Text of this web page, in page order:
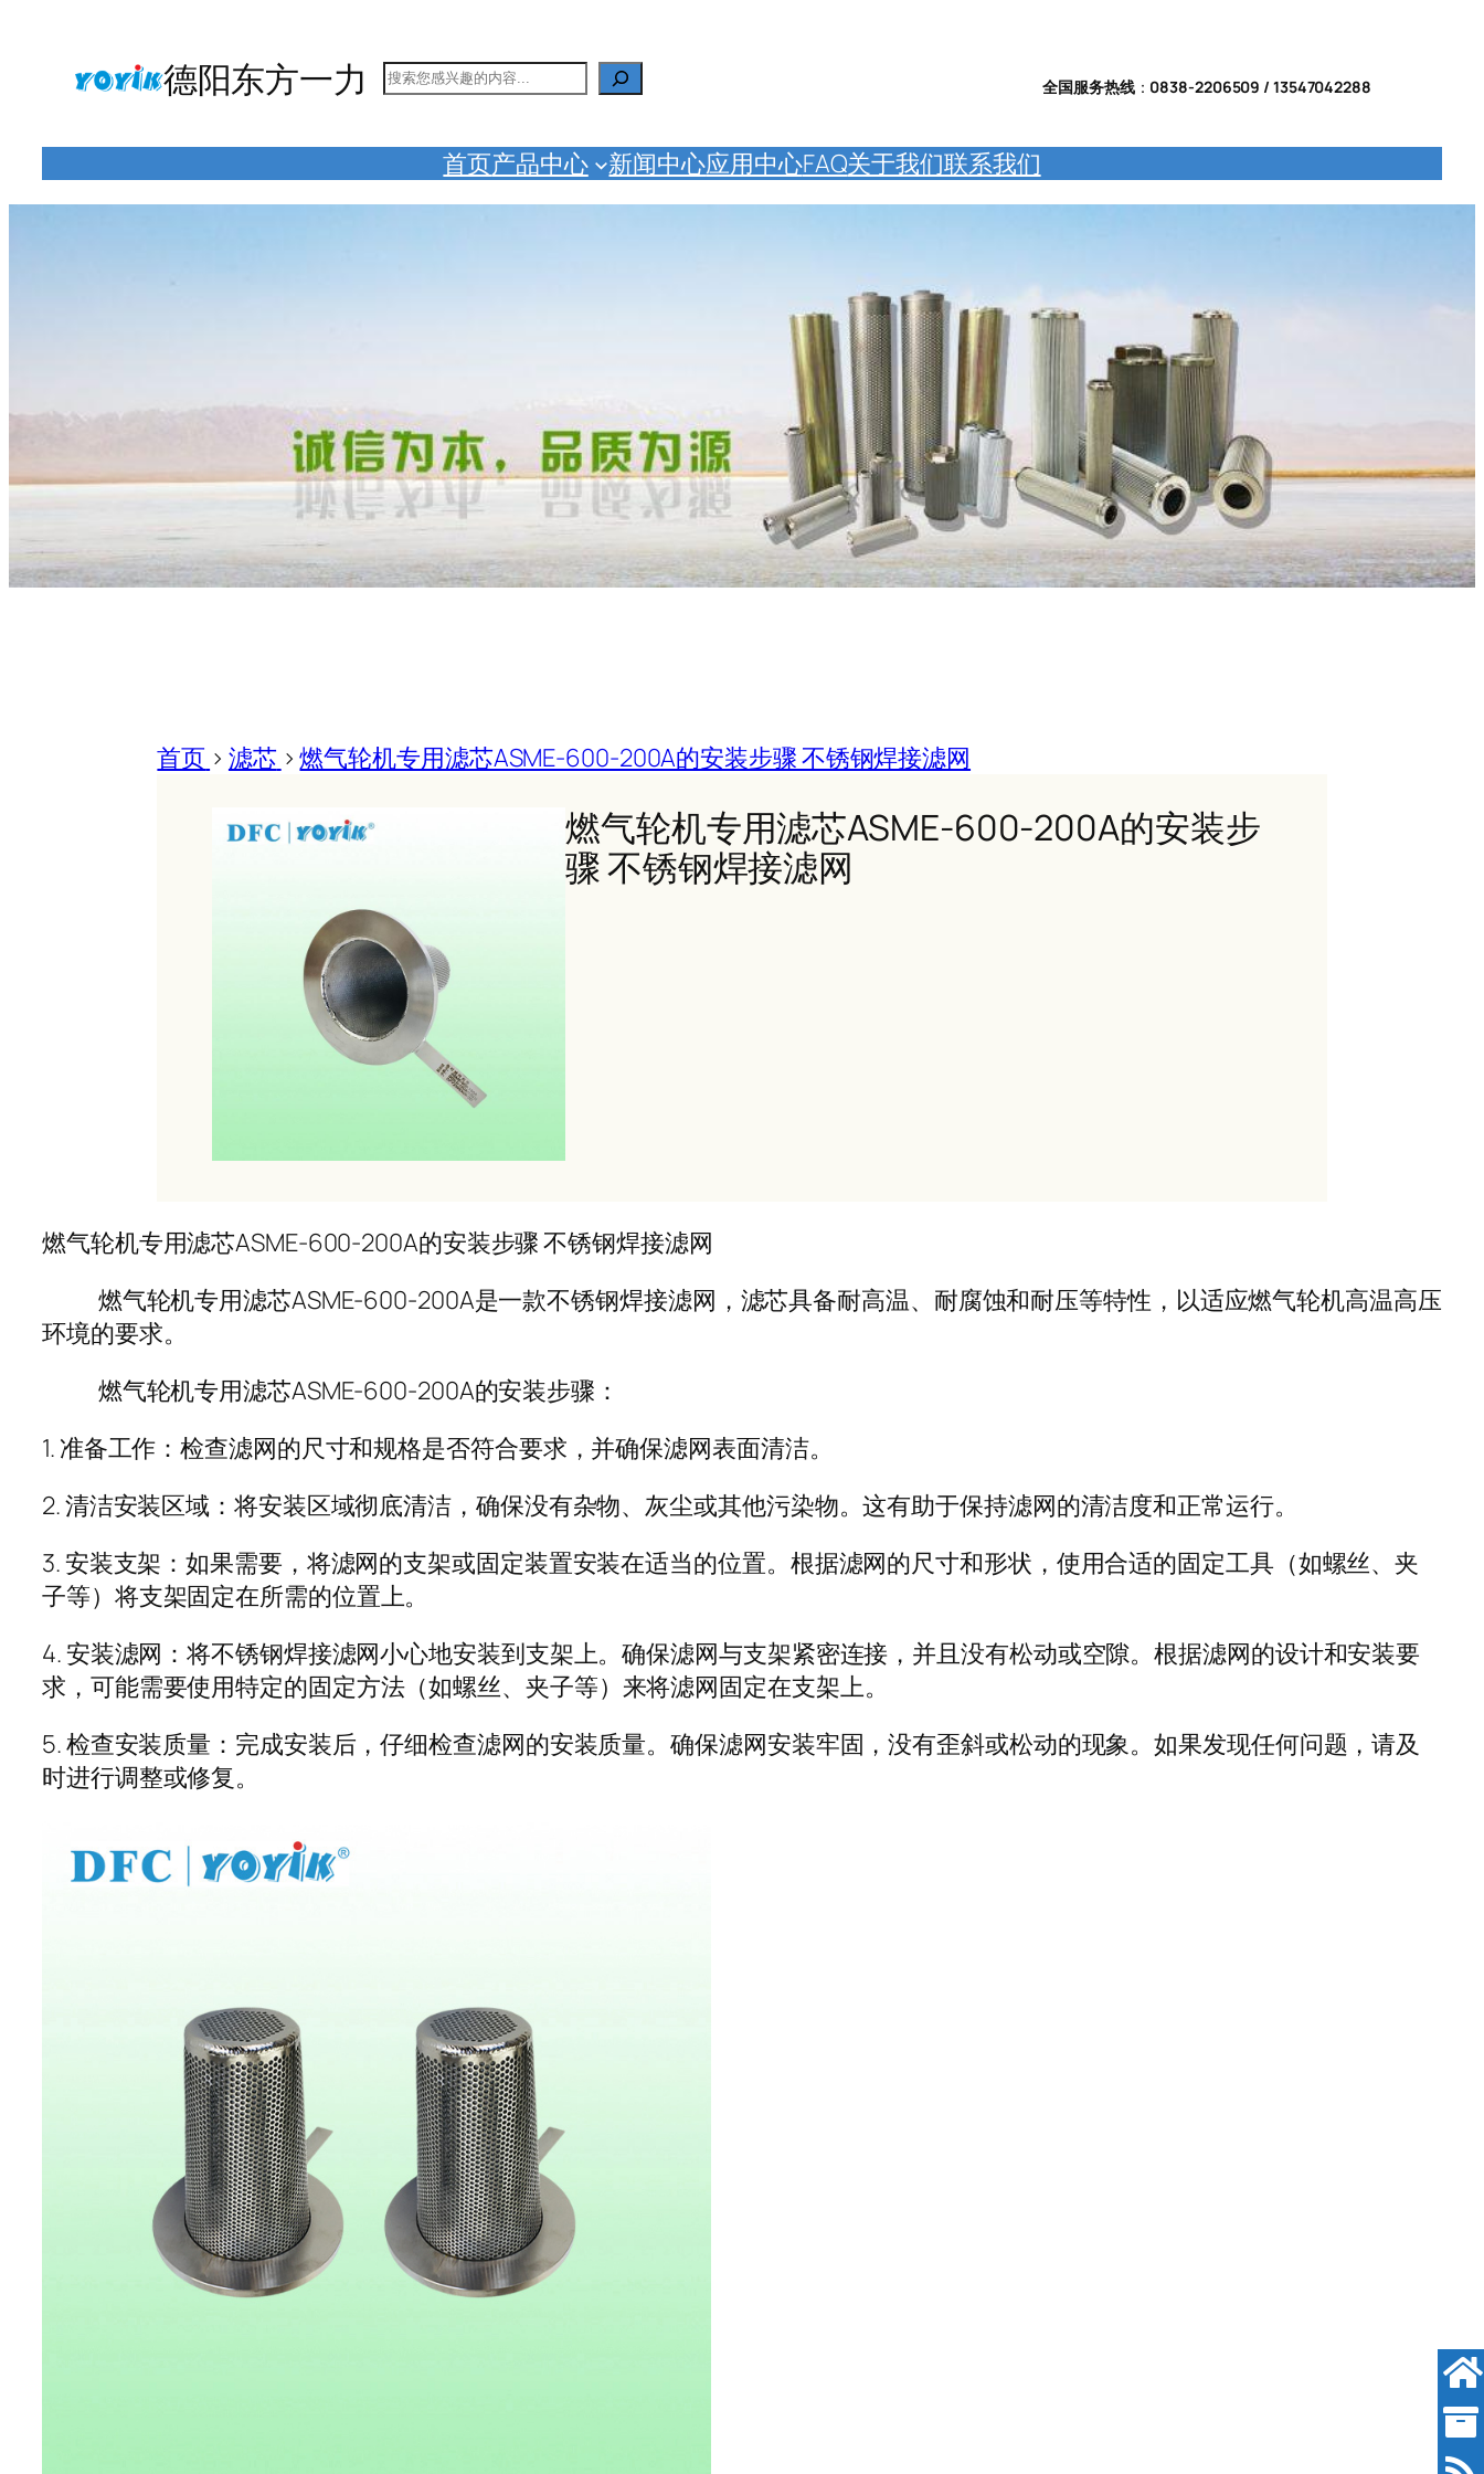
德阳东方一力
搜
全国服务热线： 0838-2206509 / 13547042288
首页产品中心 新闻中心应用中心FAQ关于我们联系我们
首页 > 滤芯 >燃气轮机专用滤芯ASME-600-200A的安装步骤 不锈钢焊接滤网
燃气轮机专用滤芯ASME-600-200A的安装步
骤 不锈钢焊接滤网
燃气轮机专用滤芯ASME-600-200A的安装步骤 不锈钢焊接滤网
燃气轮机专用滤芯ASME-600-200A是一款不锈钢焊接滤网，滤芯具备耐高温、耐腐蚀和耐压等特性，以适应燃气轮机高温高压
环境的要求。
燃气轮机专用滤芯ASME-600-200A的安装步骤：
1. 准备工作：检查滤网的尺寸和规格是否符合要求，并确保滤网表面清洁。
2. 清洁安装区域：将安装区域彻底清洁，确保没有杂物、灰尘或其他污染物。这有助于保持滤网的清洁度和正常运行。
3. 安装支架：如果需要，将滤网的支架或固定装置安装在适当的位置。根据滤网的尺寸和形状，使用合适的固定工具（如螺丝、夹
子等）将支架固定在所需的位置上。
4. 安装滤网：将不锈钢焊接滤网小心地安装到支架上。确保滤网与支架紧密连接，并且没有松动或空隙。根据滤网的设计和安装要
求，可能需要使用特定的固定方法（如螺丝、夹子等）来将滤网固定在支架上。
5. 检查安装质量：完成安装后，仔细检查滤网的安装质量。确保滤网安装牢固，没有歪斜或松动的现象。如果发现任何问题，请及
时进行调整或修复。